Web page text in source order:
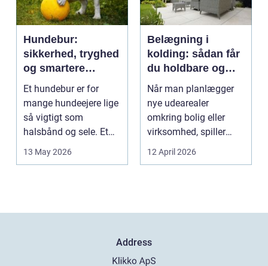
Hundebur:
sikkerhed, tryghed
og smartere
hverdag med hund
Et hundebur er for
mange hundeejere lige
så vigtigt som
halsbånd og sele. Et
godt bur gi...
13 May 2026
Belægning i
kolding: sådan får
du holdbare og
flotte udearealer
Når man planlægger
nye udearealer
omkring bolig eller
virksomhed, spiller
belægningen en helt
centra...
12 April 2026
Address